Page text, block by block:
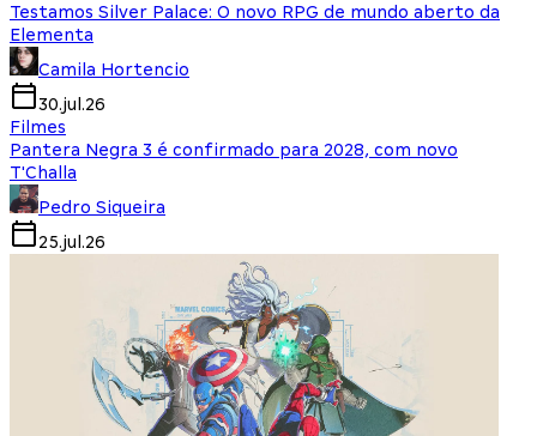
Testamos Silver Palace: O novo RPG de mundo aberto da
Elementa
Camila Hortencio
30.jul.26
Filmes
Pantera Negra 3 é confirmado para 2028, com novo
T'Challa
Pedro Siqueira
25.jul.26